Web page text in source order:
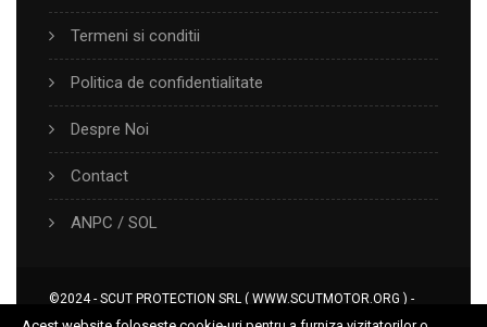
Termeni si conditii
Politica de confidentialitate
Despre Noi
Contact
ANPC / SOL
©2024 - SCUT PROTECTION SRL ( WWW.SCUTMOTOR.ORG ) -
TOATE DREPTURILE REZERVATE.